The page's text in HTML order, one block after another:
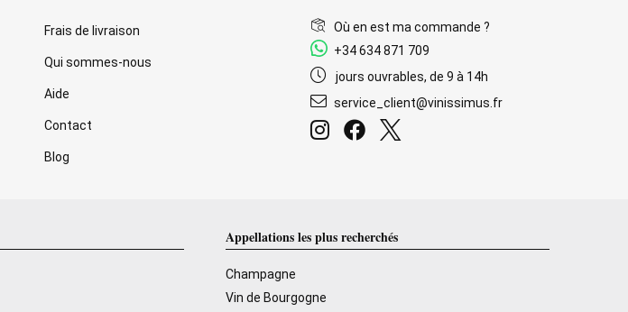
Frais de livraison
Qui sommes-nous
Aide
Contact
Blog
Où en est ma commande ?
+34 634 871 709
jours ouvrables, de 9 à 14h
service_client@vinissimus.fr
Appellations les plus recherchés
Champagne
Vin de Bourgogne